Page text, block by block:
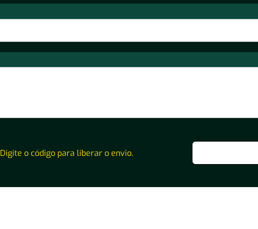
Digite o código para liberar o envio.